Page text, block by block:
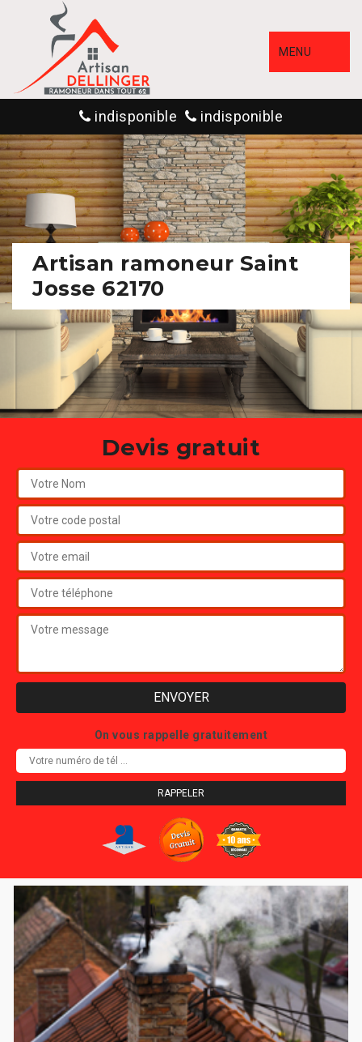
MENU
indisponible indisponible
Artisan ramoneur Saint
Josse 62170
Devis gratuit
On vous rappelle gratuitement